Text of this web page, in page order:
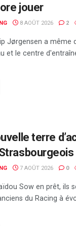
jouer
8 AOÛT 2026 2
Jørgensen a même
et le centre
terre
7 AOÛT 2026 0
Sow en prêt, ils
du Racing à